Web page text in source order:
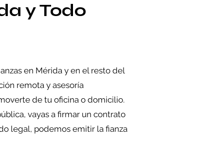
y Todo
en Mérida y en el resto del
remota y asesoría
de tu oficina o domicilio.
vayas a firmar un contrato
legal, podemos emitir la fianza